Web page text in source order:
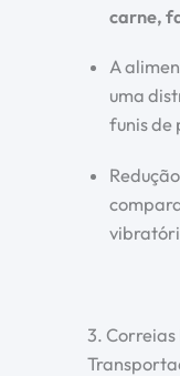
carne,
A
uma
funis de
3. Correias